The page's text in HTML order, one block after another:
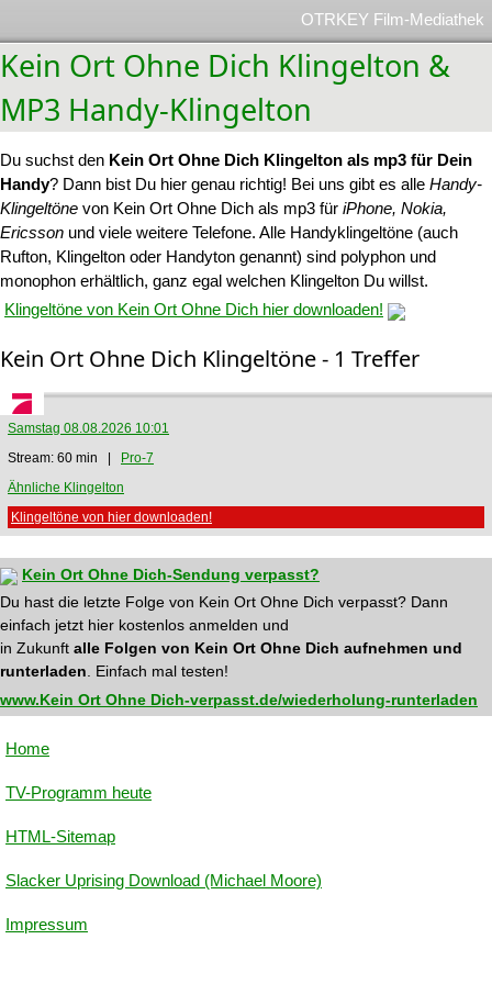
OTRKEY Film-Mediathek
Kein Ort Ohne Dich Klingelton &
MP3 Handy-Klingelton
Du suchst den Kein Ort Ohne Dich Klingelton als mp3 für Dein
Handy? Dann bist Du hier genau richtig! Bei uns gibt es alle Handy-
Klingeltöne von Kein Ort Ohne Dich als mp3 für iPhone, Nokia,
Ericsson und viele weitere Telefone. Alle Handyklingeltöne (auch
Rufton, Klingelton oder Handyton genannt) sind polyphon und
monophon erhältlich, ganz egal welchen Klingelton Du willst.
Klingeltöne von Kein Ort Ohne Dich hier downloaden!
Kein Ort Ohne Dich Klingeltöne - 1 Treffer
Samstag 08.08.2026 10:01
Stream: 60 min |
Pro-7
Ähnliche Klingelton
Klingeltöne von hier downloaden!
Kein Ort Ohne Dich-Sendung verpasst?
Du hast die letzte Folge von Kein Ort Ohne Dich verpasst? Dann
einfach jetzt hier kostenlos anmelden und
in Zukunft alle Folgen von Kein Ort Ohne Dich aufnehmen und
runterladen . Einfach mal testen!
www.Kein Ort Ohne Dich-verpasst.de/wiederholung-runterladen
Home
TV-Programm heute
HTML-Sitemap
Slacker Uprising Download (Michael Moore)
Impressum